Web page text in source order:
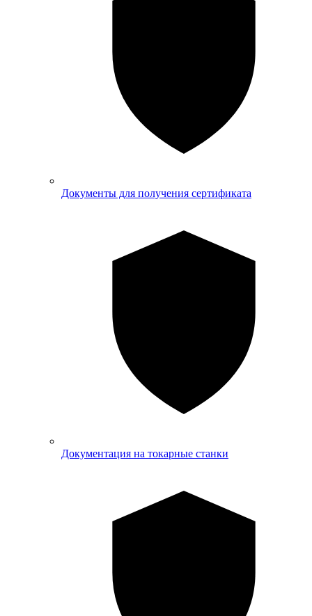
Документы для получения сертификата
Документация на токарные станки